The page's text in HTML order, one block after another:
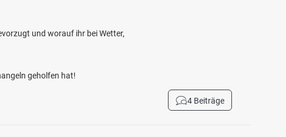
und worauf ihr bei Wetter,
geholfen hat!
4 Beiträge